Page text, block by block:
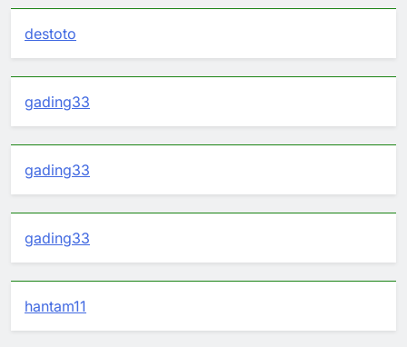
destoto
gading33
gading33
gading33
hantam11